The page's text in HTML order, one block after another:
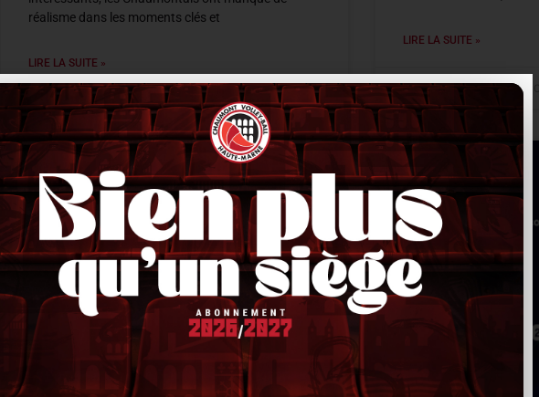
réalisme dans les moments clés et
LIRE LA SUITE »
30 décembre 2025 21 h 40 min
LIRE LA SUITE »
20 décembre 2025 22 h
ACTUALITÉS